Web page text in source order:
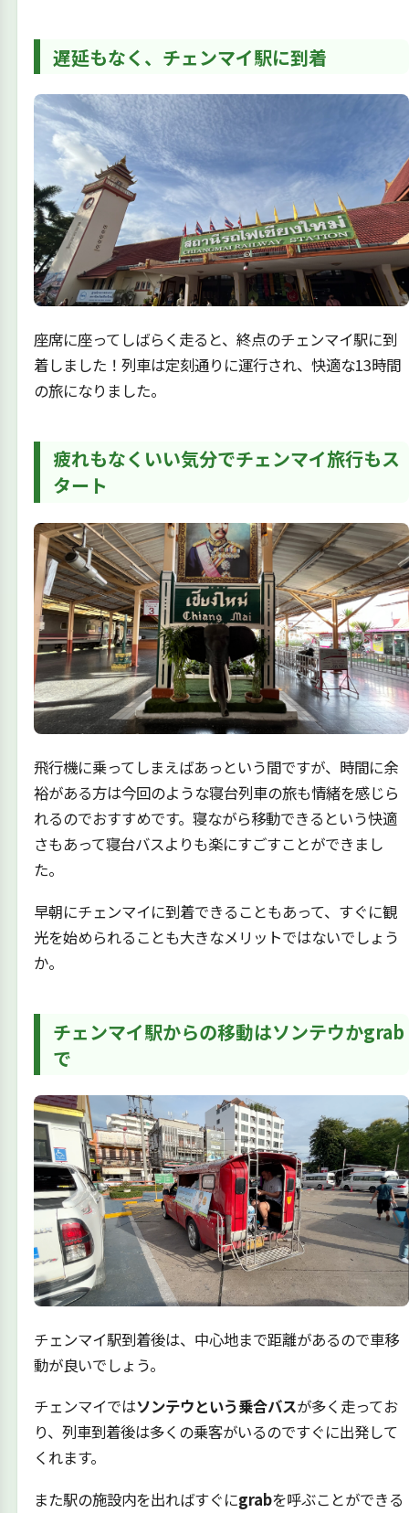
遅延もなく、チェンマイ駅に到着
座席に座ってしばらく走ると、終点のチェンマイ駅に到
着しました！列車は定刻通りに運行され、快適な13時間
の旅になりました。
疲れもなくいい気分でチェンマイ旅行もス
タート
飛行機に乗ってしまえばあっという間ですが、時間に余
裕がある方は今回のような寝台列車の旅も情緒を感じら
れるのでおすすめです。寝ながら移動できるという快適
さもあって寝台バスよりも楽にすごすことができまし
た。
早朝にチェンマイに到着できることもあって、すぐに観
光を始められることも大きなメリットではないでしょう
か。
チェンマイ駅からの移動はソンテウかgrab
で
チェンマイ駅到着後は、中心地まで距離があるので車移
動が良いでしょう。
チェンマイではソンテウという乗合バスが多く走ってお
り、列車到着後は多くの乗客がいるのですぐに出発して
くれます。
また駅の施設内を出ればすぐにgrabを呼ぶことができる